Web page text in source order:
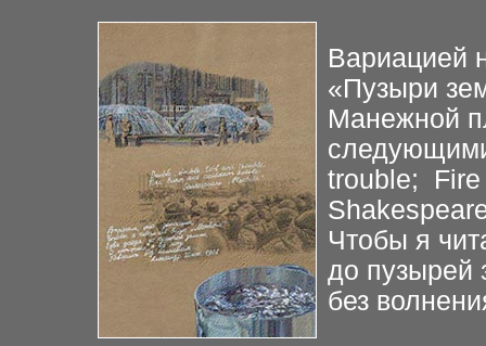
Вариацией
«Пузыри
Манежной
trouble;
Чтобы я
до пузырей
без